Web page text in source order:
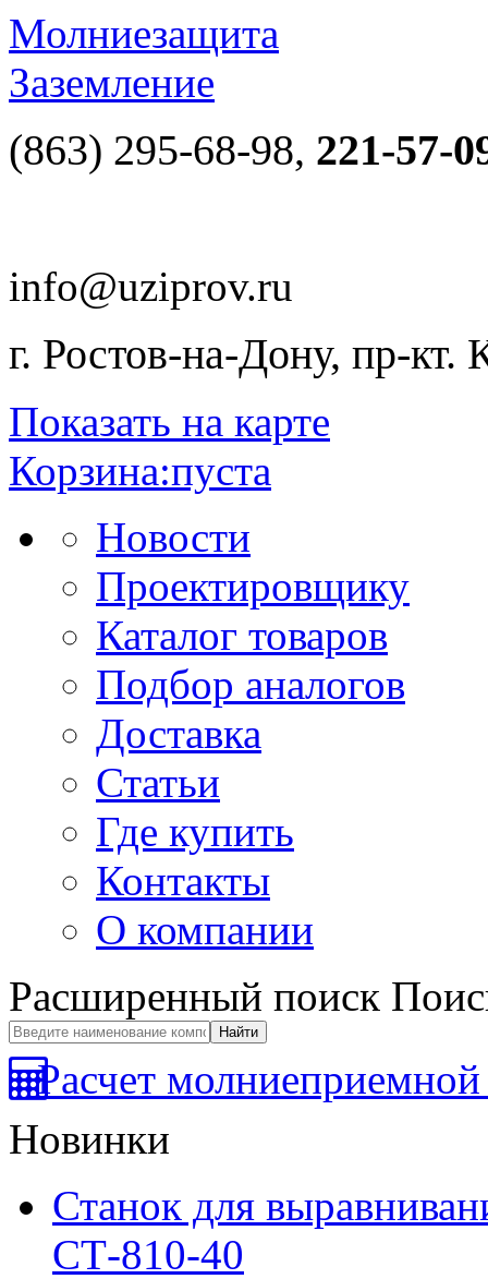
Молниезащита
Заземление
(863) 295-68-98, 221-57-
info@uziprov.ru
г. Ростов-на-Дону, пр-кт.
Показать на карте
Корзина:пуста
Новости
Проектировщику
Каталог товаров
Подбор аналогов
Доставка
Статьи
Где купить
Контакты
О компании
Расширенный поиск
Расчет
Новинки
Станок для
СТ-810-40